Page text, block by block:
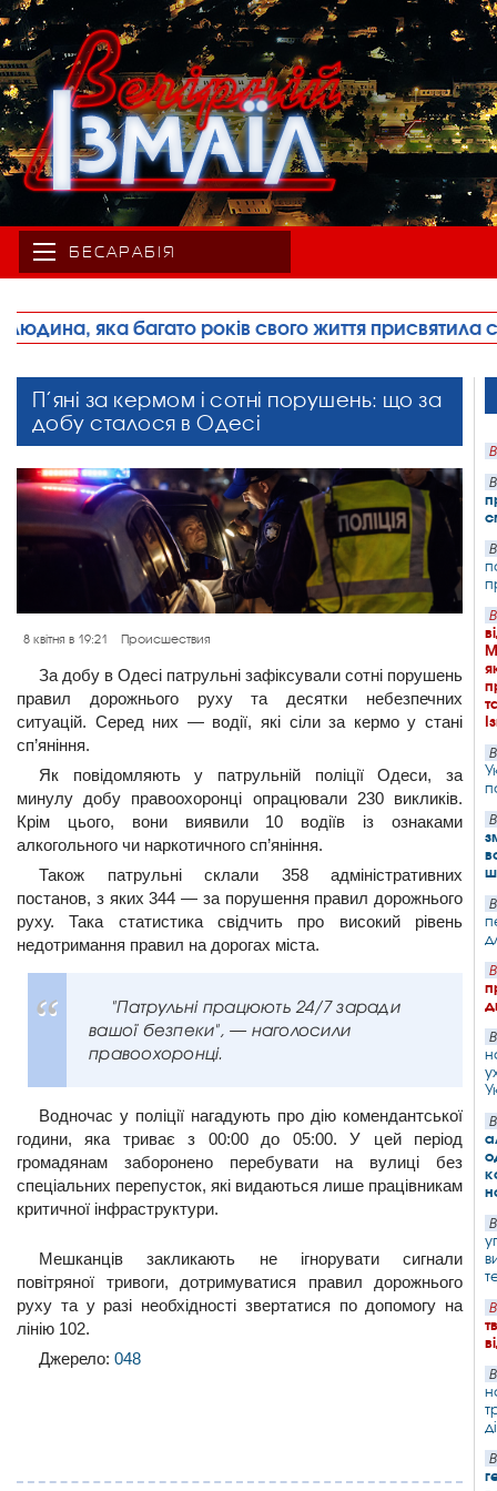
БЕСАРАБІЯ
присвятила спорту, фізичній культурі та
П’яні за кермом і сотні порушень: що за
добу сталося в Одесі
8 квітня в 19:21 Происшествия
За добу в Одесі патрульні зафіксували сотні порушень
правил дорожнього руху та десятки небезпечних
ситуацій. Серед них — водії, які сіли за кермо у стані
сп’яніння.
Як повідомляють у патрульній поліції Одеси, за
минулу добу правоохоронці опрацювали 230 викликів.
Крім цього, вони виявили 10 водіїв із ознаками
алкогольного чи наркотичного сп’яніння.
Також патрульні склали 358 адміністративних
постанов, з яких 344 — за порушення правил дорожнього
руху. Така статистика свідчить про високий рівень
недотримання правил на дорогах міста.
"Патрульні працюють 24/7 заради
вашої безпеки", — наголосили
правоохоронці.
Водночас у поліції нагадують про дію комендантської
години, яка триває з 00:00 до 05:00. У цей період
громадянам заборонено перебувати на вулиці без
спеціальних перепусток, які видаються лише працівникам
критичної інфраструктури.
Мешканців закликають не ігнорувати сигнали
повітряної тривоги, дотримуватися правил дорожнього
руху та у разі необхідності звертатися по допомогу на
лінію 102.
Джерело: 048